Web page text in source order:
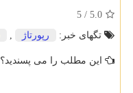
5.0
/
5
تگهای خبر:
رپورتاژ
این مطلب را می پسندید؟